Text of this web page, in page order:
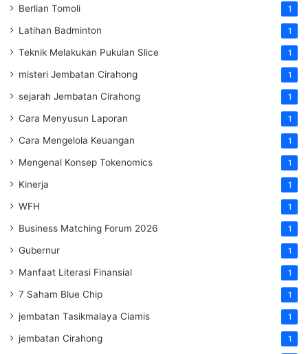
Berlian Tomoli 1
Latihan Badminton 1
Teknik Melakukan Pukulan Slice 1
misteri Jembatan Cirahong 1
sejarah Jembatan Cirahong 1
Cara Menyusun Laporan 1
Cara Mengelola Keuangan 1
Mengenal Konsep Tokenomics 1
Kinerja 1
WFH 1
Business Matching Forum 2026 1
Gubernur 1
Manfaat Literasi Finansial 1
7 Saham Blue Chip 1
jembatan Tasikmalaya Ciamis 1
jembatan Cirahong 1